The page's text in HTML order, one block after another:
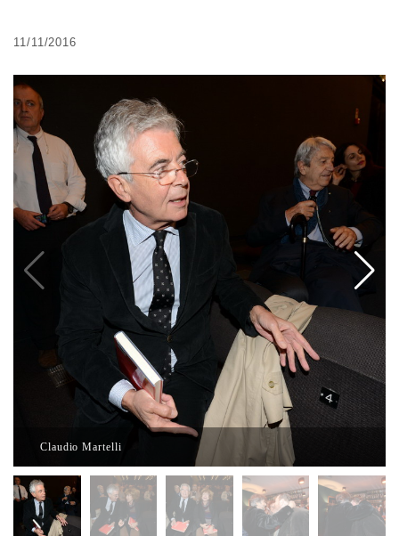
11/11/2016
Claudio Martelli